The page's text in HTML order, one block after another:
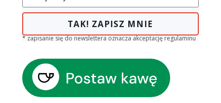
TAK! ZAPISZ MNIE
* zapisanie się do newslettera oznacza akceptację regulaminu